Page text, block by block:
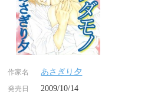
作家名 あさぎり夕
発売日 2009/10/14